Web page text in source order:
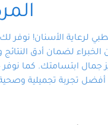
لرعاية الأسنان!
لضمان أدق النتائج
ابتسامتك. كما نوفر
تجربة تجميلية